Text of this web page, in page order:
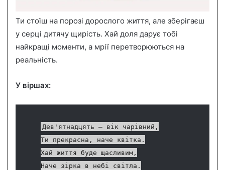
Ти стоїш на порозі дорослого життя, але зберігаєш
у серці дитячу щирість. Хай доля дарує тобі
найкращі моменти, а мрії перетворюються на
реальність.
У віршах:
Дев'ятнадцять – вік чарівний,
Ти прекрасна, наче квітка.
Хай життя буде щасливим,
Наче зірка в небі світла.